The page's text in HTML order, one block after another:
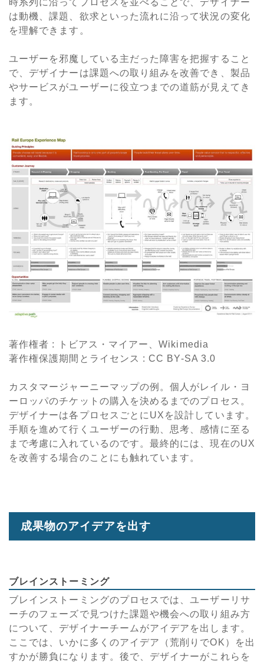
時系列に沿ってプロセスを並べることで、デザイナー
は動機、課題、欲求といった流れに沿って状況の変化
を理解できます。
ユーザーを邪魔している主だった障害を把握すること
で、デザイナーは課題への取り組みを改善でき、製品
やサービスがユーザーに役立つまでの道筋が見えてき
ます。
著作権者 : トビアス・マイアー、Wikimedia
著作権保護期間とライセンス : CC BY-SA 3.0
カスタマージャーニーマップの例。個人がレイル・ヨ
ーロッパのチケットの購入を決めるまでのプロセス。
デザイナーは各プロセスごとにUXを設計しています。
手順を進めて行くユーザーの行動、思考、感情に至る
まで考慮に入れているのです。最終的には、現在のUX
を改善する場合のことにも触れています。
成果物のアイデアを出す
ブレインストーミング
ブレインストーミングのプロセスでは、ユーザーリサ
ーチのフェーズで見つけた課題や機会への取り組み方
について、デザイナーチームがアイデアを出します。
ここでは、いかに多くのアイデア（荒削りでOK）を出
すかが勝負になります。後で、デザイナーがこれらを